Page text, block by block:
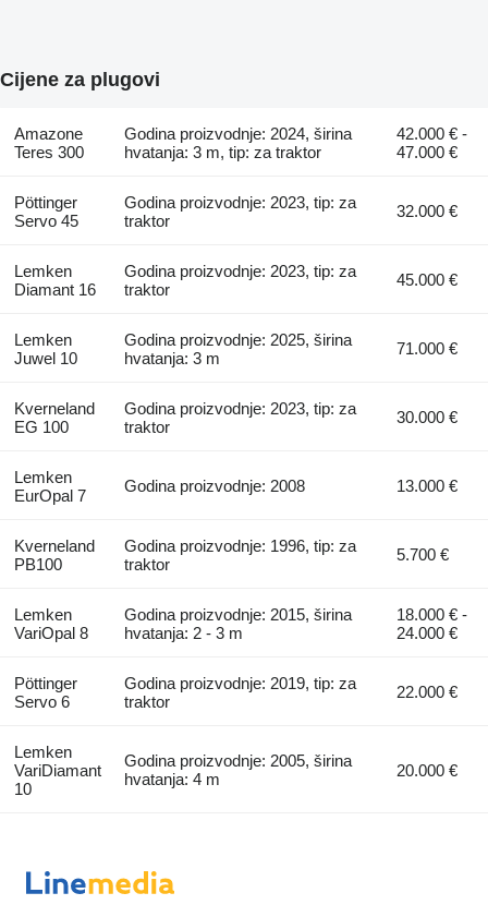
Cijene za plugovi
Amazone
Teres 300
Godina proizvodnje: 2024, širina
hvatanja: 3 m, tip: za traktor
42.000 € -
47.000 €
Pöttinger
Servo 45
Godina proizvodnje: 2023, tip: za
traktor
32.000 €
Lemken
Diamant 16
Godina proizvodnje: 2023, tip: za
traktor
45.000 €
Lemken
Juwel 10
Godina proizvodnje: 2025, širina
hvatanja: 3 m
71.000 €
Kverneland
EG 100
Godina proizvodnje: 2023, tip: za
traktor
30.000 €
Lemken
EurOpal 7
Godina proizvodnje: 2008 13.000 €
Kverneland
PB100
Godina proizvodnje: 1996, tip: za
traktor
5.700 €
Lemken
VariOpal 8
Godina proizvodnje: 2015, širina
hvatanja: 2 - 3 m
18.000 € -
24.000 €
Pöttinger
Servo 6
Godina proizvodnje: 2019, tip: za
traktor
22.000 €
Lemken
VariDiamant
10
Godina proizvodnje: 2005, širina
hvatanja: 4 m
20.000 €